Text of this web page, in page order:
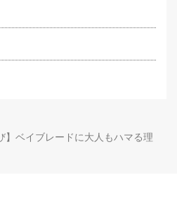
】ベイブレードに大人もハマる理